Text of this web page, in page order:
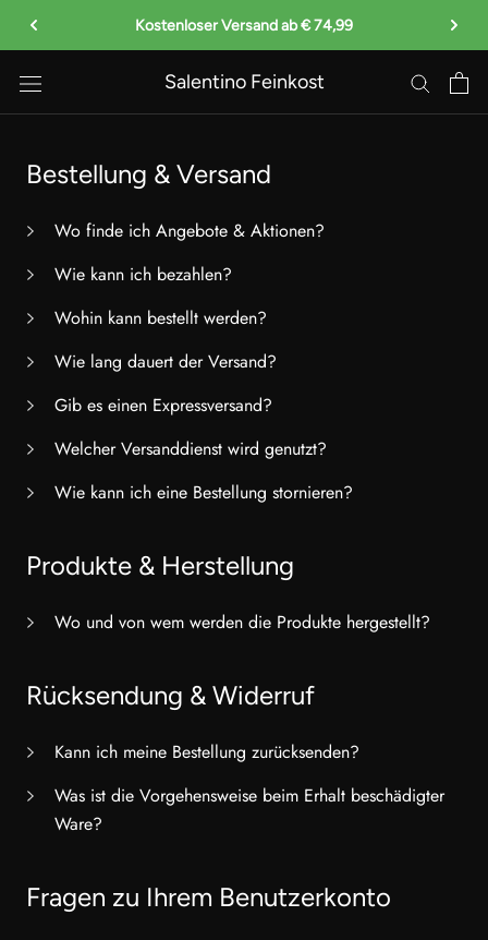
Kostenloser Versand ab € 74,99
Salentino Feinkost
Bestellung & Versand
Wo finde ich Angebote & Aktionen?
Wie kann ich bezahlen?
Wohin kann bestellt werden?
Wie lang dauert der Versand?
Gib es einen Expressversand?
Welcher Versanddienst wird genutzt?
Wie kann ich eine Bestellung stornieren?
Produkte & Herstellung
Wo und von wem werden die Produkte hergestellt?
Rücksendung & Widerruf
Kann ich meine Bestellung zurücksenden?
Was ist die Vorgehensweise beim Erhalt beschädigter
Ware?
Fragen zu Ihrem Benutzerkonto